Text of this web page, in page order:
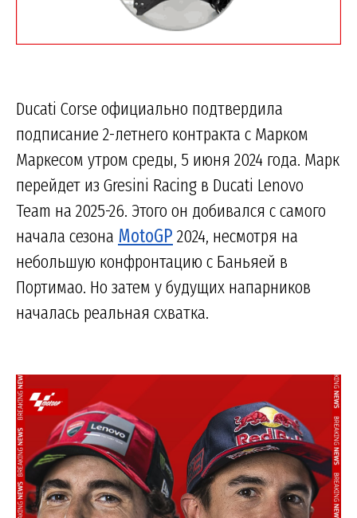
Ducati Corse официально подтвердила
подписание 2-летнего контракта с Марком
Маркесом утром среды, 5 июня 2024 года. Марк
перейдет из Gresini Racing в Ducati Lenovo
Team на 2025-26. Этого он добивался с самого
начала сезона MotoGP 2024, несмотря на
небольшую конфронтацию с Баньяей в
Портимао. Но затем у будущих напарников
началась реальная схватка.